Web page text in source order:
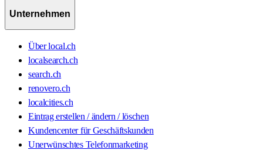
Unternehmen
Über local.ch
localsearch.ch
search.ch
renovero.ch
localcities.ch
Eintrag erstellen / ändern / löschen
Kundencenter für Geschäftskunden
Unerwünschtes Telefonmarketing